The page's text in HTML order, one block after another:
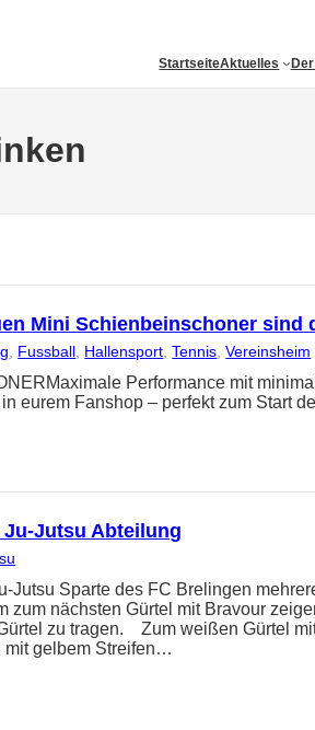
StartseiteAktuelles
Mini Schienbeinschoner sind
Fussball Hallensport , Tennis , Vereinsheim
Performance mit
eurem Fanshop – perfekt zum Start
Jutsu Abteilung
Jutsu Sparte des FC Brelingen
zum nächsten Gürtel mit Bravour
zu tragen. Zum weißen Gürtel
gelbem Streifen…